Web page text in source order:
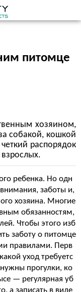
питомце
хозяином,
собакой, кошкой
распорядок
ребенка. Но одн
заботы и,
хозяина. Многие
обязанностям,
Чтобы этого изб
заботу о питомце
правилами. Перв
уход требуетс
прогулки, ко
— регулярная уб
а записать в виде